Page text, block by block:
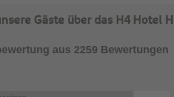
Gäste über das H4 Hotel
aus 2259 Bewertungen